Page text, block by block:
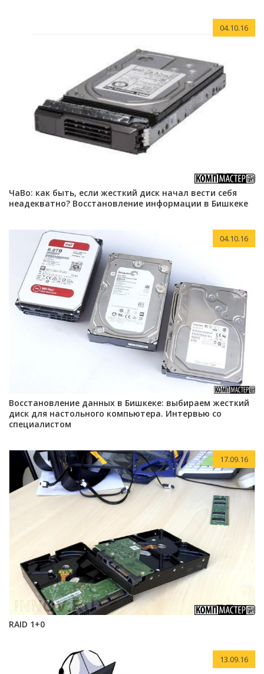
04.10.16
ЧаВо: как быть, если жесткий диск начал вести себя
неадекватно? Восстановление информации в Бишкеке
04.10.16
Восстановление данных в Бишкеке: выбираем жесткий
диск для настольного компьютера. Интервью со
специалистом
17.09.16
RAID 1+0
13.09.16